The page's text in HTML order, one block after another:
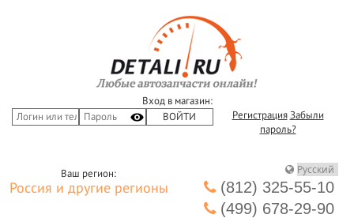
Вход в магазин:
Регистрация Забыли
пароль?
Ваш регион:
Россия и другие регионы
(812) 325-55-10
(499) 678-29-90